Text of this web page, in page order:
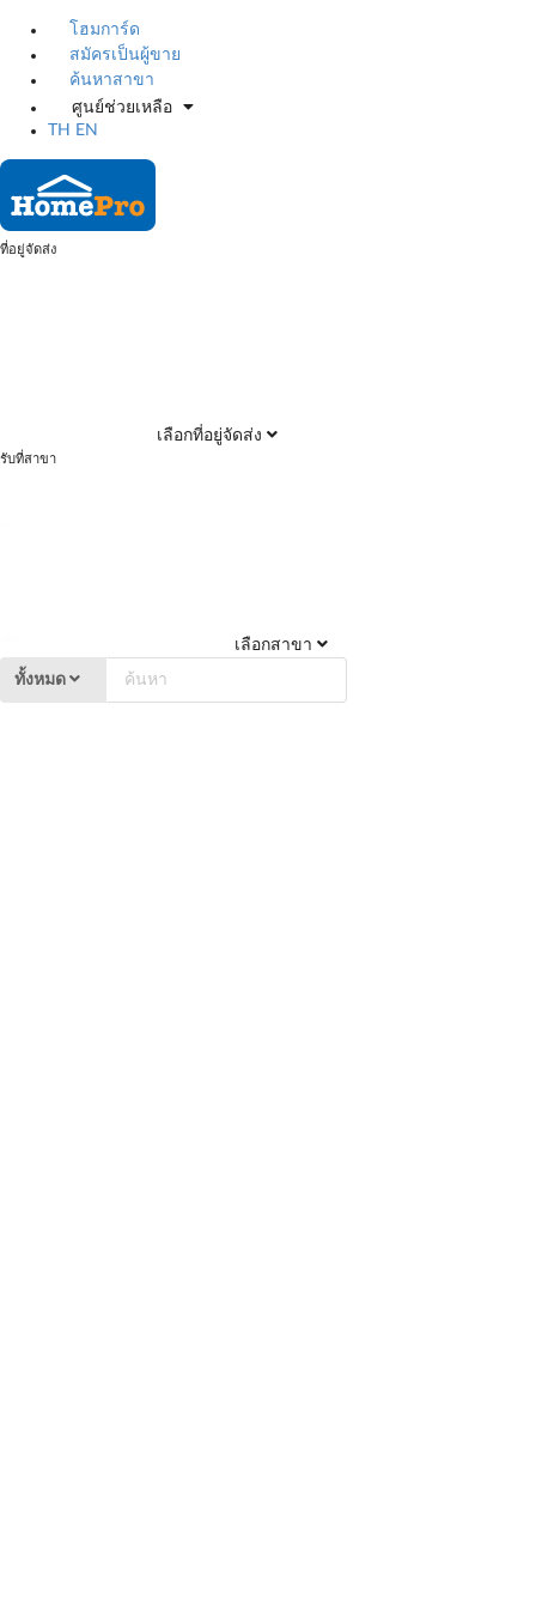
โฮมการ์ด
สมัครเป็นผู้ขาย
ค้นหาสาขา
ศูนย์ช่วยเหลือ
TH
EN
ที่อยู่จัดส่ง
เลือกที่อยู่จัดส่ง
รับที่สาขา
เลือกสาขา
ทั้งหมด